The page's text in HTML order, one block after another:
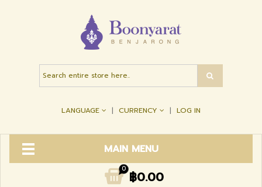
LANGUAGE CURRENCY LOG IN
MAIN MENU
0 ฿0.00